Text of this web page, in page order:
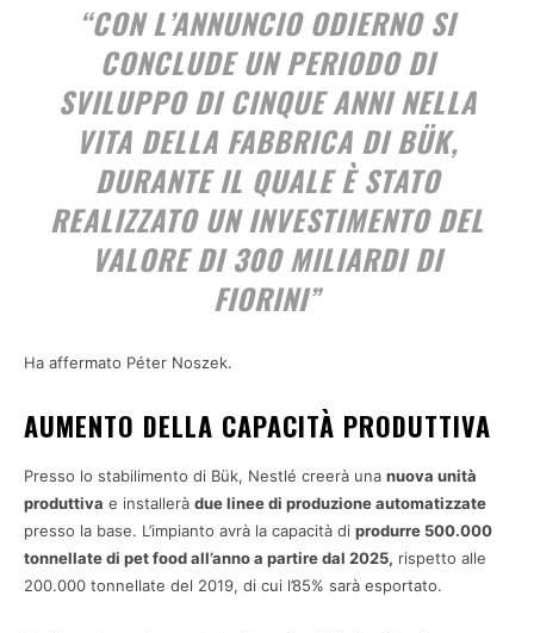
“CON L’ANNUNCIO ODIERNO SI
CONCLUDE UN PERIODO DI
SVILUPPO DI CINQUE ANNI NELLA
VITA DELLA FABBRICA DI BÜK,
DURANTE IL QUALE È STATO
REALIZZATO UN INVESTIMENTO DEL
VALORE DI 300 MILIARDI DI
FIORINI”
Ha affermato Péter Noszek.
AUMENTO DELLA CAPACITÀ PRODUTTIVA
Presso lo stabilimento di Bük, Nestlé creerà una nuova unità
produttiva e installerà due linee di produzione automatizzate
presso la base. L’impianto avrà la capacità di produrre 500.000
tonnellate di pet food all’anno a partire dal 2025, rispetto alle
200.000 tonnellate del 2019, di cui l’85% sarà esportato.